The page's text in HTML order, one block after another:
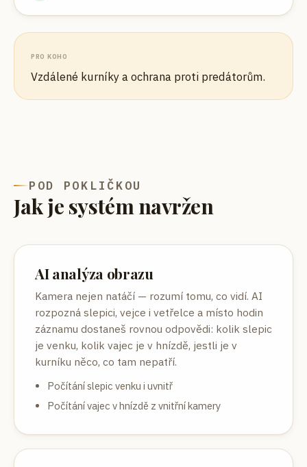
PRO KOHO
Vzdálené kurníky a ochrana proti predátorům.
POD POKLIČKOU
Jak je systém navržen
AI analýza obrazu
Kamera nejen natáčí — rozumí tomu, co vidí. AI
rozpozná slepici, vejce i vetřelce a místo hodin
záznamu dostaneš rovnou odpovědi: kolik slepic
je venku, kolik vajec je v hnízdě, jestli je v
kurníku něco, co tam nepatří.
Počítání slepic venku i uvnitř
Počítání vajec v hnízdě z vnitřní kamery